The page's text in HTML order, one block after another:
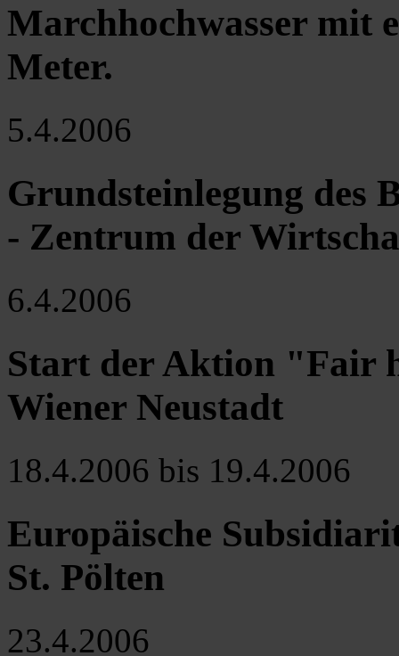
Marchhochwasser mit
Meter.
5.4.2006
Grundsteinlegung des
- Zentrum der
6.4.2006
Start der Aktion "Fair
Wiener Neustadt
18.4.2006 bis 19.4.2006
Europäische
St. Pölten
23.4.2006